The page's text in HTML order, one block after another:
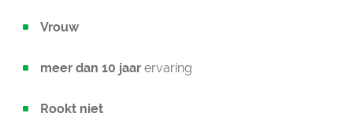
Vrouw
meer dan 10 jaar ervaring
Rookt niet